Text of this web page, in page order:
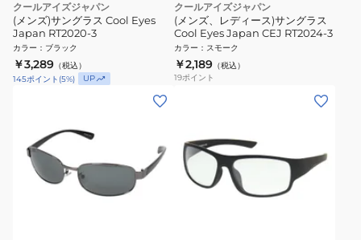
クールアイズジャパン
(メンズ)サングラス Cool Eyes
Japan RT2020-3
カラー ： ブラック
￥3,289 （税込）
145ポイント (5%) UP
クールアイズジャパン
(メンズ、レディース)サングラス
Cool Eyes Japan CEJ RT2024-3
カラー ： スモーク
￥2,189 （税込）
19ポイント